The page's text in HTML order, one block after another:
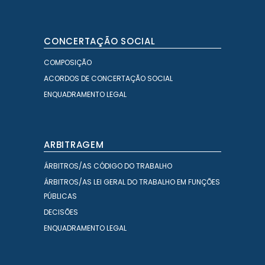
CONCERTAÇÃO SOCIAL
COMPOSIÇÃO
ACORDOS DE CONCERTAÇÃO SOCIAL
ENQUADRAMENTO LEGAL
ARBITRAGEM
ÁRBITROS/AS CÓDIGO DO TRABALHO
ÁRBITROS/AS LEI GERAL DO TRABALHO EM FUNÇÕES
PÚBLICAS
DECISÕES
ENQUADRAMENTO LEGAL